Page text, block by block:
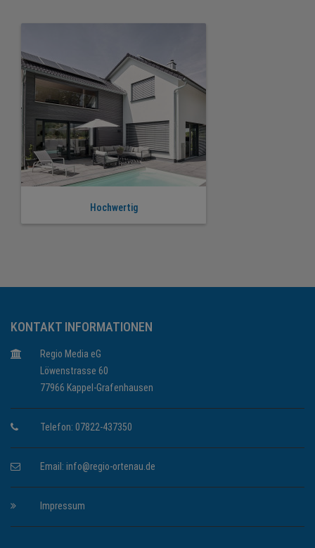
Hochwertig
KONTAKT INFORMATIONEN
Regio Media eG
Löwenstrasse 60
77966 Kappel-Grafenhausen
Telefon: 07822-437350
Email: info@regio-ortenau.de
Impressum